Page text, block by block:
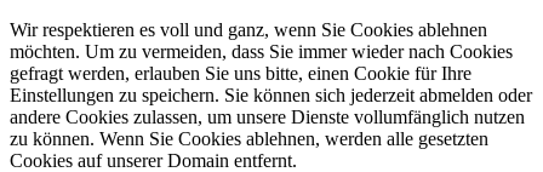
Wir respektieren es voll und ganz, wenn Sie Cookies ablehnen
möchten. Um zu vermeiden, dass Sie immer wieder nach Cookies
gefragt werden, erlauben Sie uns bitte, einen Cookie für Ihre
Einstellungen zu speichern. Sie können sich jederzeit abmelden oder
andere Cookies zulassen, um unsere Dienste vollumfänglich nutzen
zu können. Wenn Sie Cookies ablehnen, werden alle gesetzten
Cookies auf unserer Domain entfernt.